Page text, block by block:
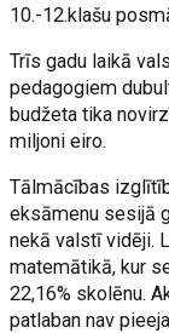
10.-12.klašu
Trīs gadu laikā
pedagogiem
budžeta tika
miljoni eiro.
Tālmācības
eksāmenu sesijā
nekā valstī vidēji.
matemātikā, kur
22,16% skolēnu.
patlaban nav